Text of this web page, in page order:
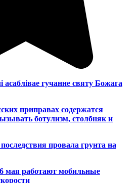
гучанне святу Божага
приправах содержатся
ботулизм, столбняк и
провала грунта на
мая работают мобильные